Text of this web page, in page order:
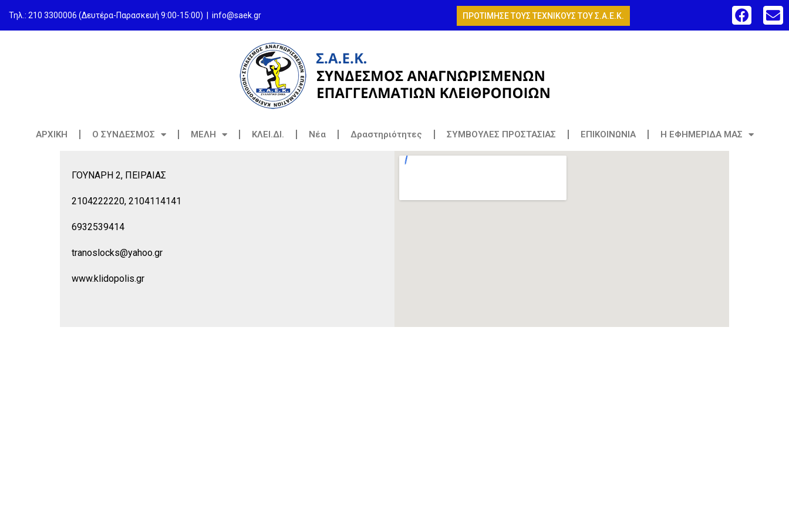
Τηλ.: 210 3300006 (Δευτέρα-Παρασκευή 9:00-15:00) info@saek.gr ΠΡΟΤΙΜΗΣΕ ΤΟΥΣ ΤΕΧΝΙΚΟΥΣ ΤΟΥ Σ.Α.Ε.Κ.
ΑΡΧΙΚΗ Ο ΣΥΝΔΕΣΜΟΣ ΜΕΛΗ ΚΛΕΙ.ΔΙ. Νέα Δραστηριότητες ΣΥΜΒΟΥΛΕΣ ΠΡΟΣΤΑΣΙΑΣ ΕΠΙΚΟΙΝΩΝΙΑ Η ΕΦΗΜΕΡΙΔΑ ΜΑΣ
ΓΟΥΝΑΡΗ 2, ΠΕΙΡΑΙΑΣ
2104222220, 2104114141
6932539414
tranoslocks@yahoo.gr
www.klidopolis.gr